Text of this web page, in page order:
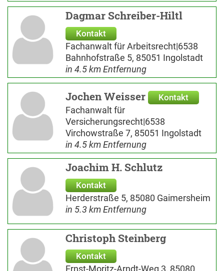
Dagmar Schreiber-Hiltl
Kontakt
Fachanwalt für Arbeitsrecht|6538
Bahnhofstraße 5, 85051 Ingolstadt
in 4.5 km Entfernung
Jochen Weisser Kontakt
Fachanwalt für
Versicherungsrecht|6538
Virchowstraße 7, 85051 Ingolstadt
in 4.5 km Entfernung
Joachim H. Schlutz
Kontakt
Herderstraße 5, 85080 Gaimersheim
in 5.3 km Entfernung
Christoph Steinberg
Kontakt
Ernst-Moritz-Arndt-Weg 3, 85080